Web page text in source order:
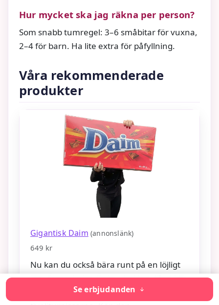
Hur mycket ska jag räkna per person?
Som snabb tumregel: 3–6 småbitar för vuxna,
2–4 för barn. Ha lite extra för påfyllning.
Våra rekommenderade
produkter
Gigantisk Daim (annonslänk)
649 kr
Nu kan du också bära runt på en löjligt
stor förpackning Daim-choklad. Med "du
också" syftar vi såklart på
Se erbjudanden